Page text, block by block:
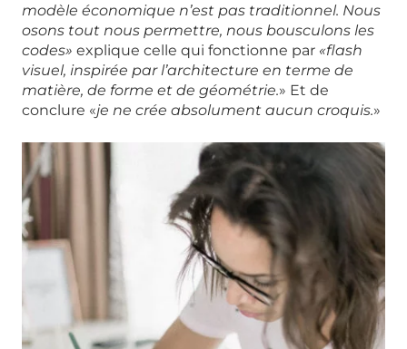
modèle économique n’est pas traditionnel. Nous
osons tout nous permettre, nous bousculons les
codes» explique celle qui fonctionne par «flash
visuel, inspirée par l’architecture en terme de
matière, de forme et de géométrie.» Et de
conclure «je ne crée absolument aucun croquis.»